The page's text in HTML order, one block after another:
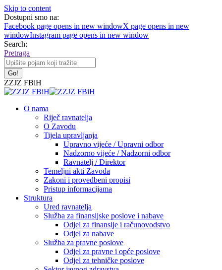
Skip to content
Dostupni smo na:
Facebook page opens in new windowX page opens in new
windowInstagram page opens in new window
Search:
Pretraga
ZZJZ FBiH
O nama
Riječ ravnatelja
O Zavodu
Tijela upravljanja
Upravno vijeće / Upravni odbor
Nadzorno vijeće / Nadzorni odbor
Ravnatelj / Direktor
Temeljni akti Zavoda
Zakoni i provedbeni propisi
Pristup informacijama
Struktura
Ured ravnatelja
Služba za finansijske poslove i nabave
Odjel za finansije i računovodstvo
Odjel za nabave
Služba za pravne poslove
Odjel za pravne i opće poslove
Odjel za tehničke poslove